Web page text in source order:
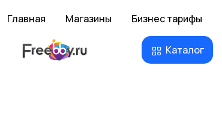
Главная Магазины Бизнес тарифы
Каталог